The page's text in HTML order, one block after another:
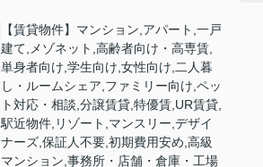
【賃貸物件】マンション,アパート,一戸
建て,メゾネット,高齢者向け・高専賃,
単身者向け,学生向け,女性向け,二人暮
し・ルームシェア,ファミリー向け,ペッ
ト対応・相談,分譲賃貸,特優賃,UR賃貸,
駅近物件,リゾート,マンスリー,デザイ
ナーズ,保証人不要,初期費用安め,高級
マンション,事務所・店舗・倉庫・工場